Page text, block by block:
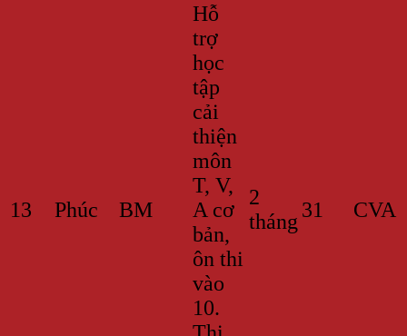
13 Phúc BM
Hỗ
trợ
học
tập
cải
thiện
môn
T, V,
A cơ
bản,
ôn thi
vào
10.
2
tháng 31 CVA